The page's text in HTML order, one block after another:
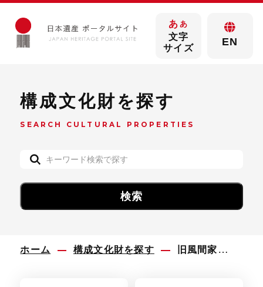
あ あ
文字
サイズ
EN
構成文化財を探す
SEARCH CULTURAL PROPERTIES
ホーム 構成文化財を探す 旧風間家住宅丙申堂